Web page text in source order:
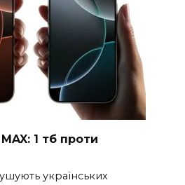
1 тб проти
українських